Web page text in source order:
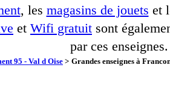
, les magasins de jouets et
et Wifi gratuit sont
par ces enseignes.
95 - Val d Oise> Grandes enseignes à